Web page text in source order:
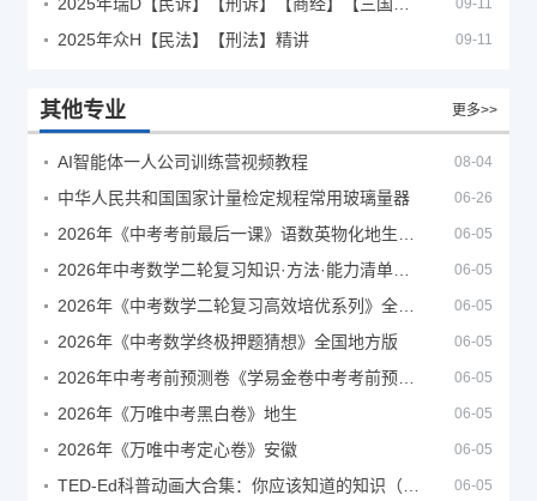
09-11
2025年众H【民法】【刑法】精讲 09-11
其他专业 更多>>
AI智能体一人公司训练营视频教程 08-04
中华人民共和国国家计量检定规程常用玻璃量器 06-26
06-05
06-05
06-05
2026年《中考数学终极押题猜想》全国地方版 06-05
06-05
2026年《万唯中考黑白卷》地生 06-05
2026年《万唯中考定心卷》安徽 06-05
06-05